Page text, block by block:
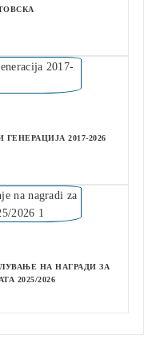
2017-2026
НА НАГРАДИ ЗА
2025/2026